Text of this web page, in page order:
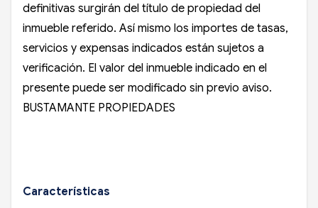
definitivas surgirán del título de propiedad del
inmueble referido. Así mismo los importes de tasas,
servicios y expensas indicados están sujetos a
verificación. El valor del inmueble indicado en el
presente puede ser modificado sin previo aviso.
BUSTAMANTE PROPIEDADES
Características